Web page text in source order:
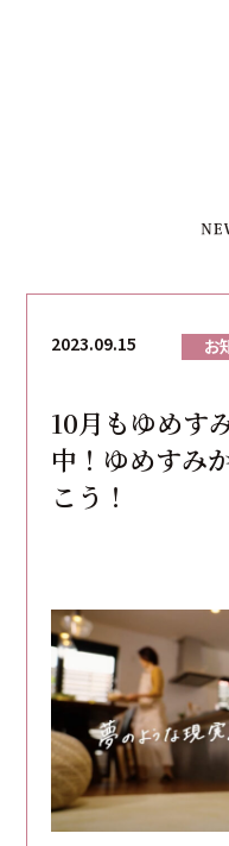
2023.09.15 お
10月もゆめす
中！ゆめすみ
こう！